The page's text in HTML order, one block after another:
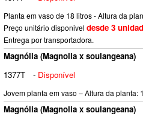
Planta em vaso de 18 litros - Altura da
Preço unitário disponivel desde 3
Entrega por transportadora.
Magnólia (Magnolia x soulangeana)
1377T
- Disponível
Jovem planta em vaso – Altura da planta:
Magnólia (Magnolia x soulangeana)